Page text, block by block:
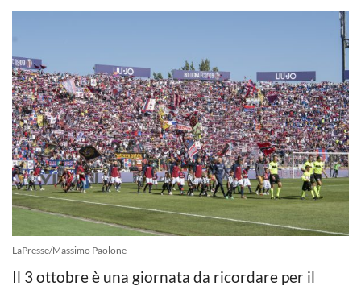
LaPresse/Massimo Paolone
Il 3 ottobre è una giornata da ricordare per il